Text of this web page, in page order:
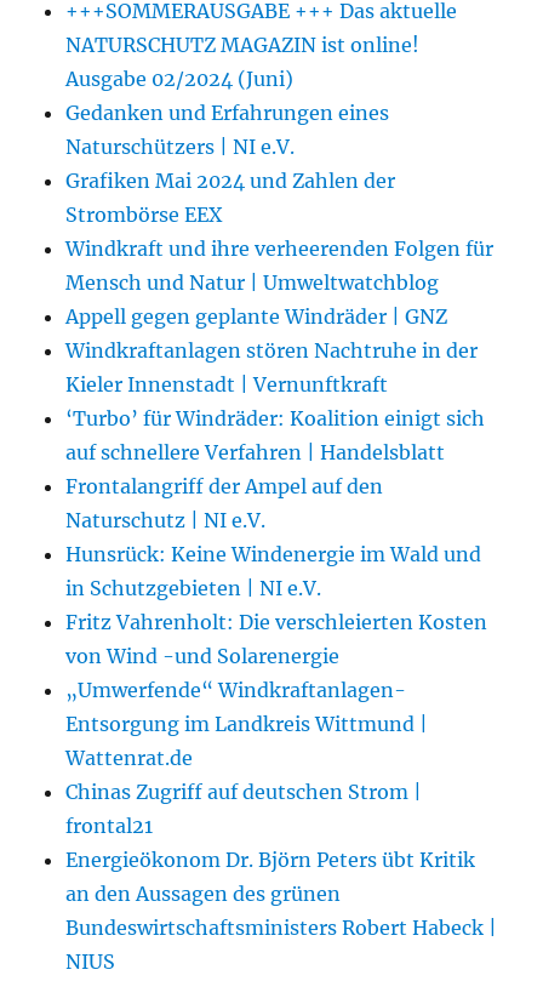
+++SOMMERAUSGABE +++ Das aktuelle
NATURSCHUTZ MAGAZIN ist online!
Ausgabe 02/2024 (Juni)
Gedanken und Erfahrungen eines
Naturschützers | NI e.V.
Grafiken Mai 2024 und Zahlen der
Strombörse EEX
Windkraft und ihre verheerenden Folgen für
Mensch und Natur | Umweltwatchblog
Appell gegen geplante Windräder | GNZ
Windkraftanlagen stören Nachtruhe in der
Kieler Innenstadt | Vernunftkraft
‘Turbo’ für Windräder: Koalition einigt sich
auf schnellere Verfahren | Handelsblatt
Frontalangriff der Ampel auf den
Naturschutz | NI e.V.
Hunsrück: Keine Windenergie im Wald und
in Schutzgebieten | NI e.V.
Fritz Vahrenholt: Die verschleierten Kosten
von Wind -und Solarenergie
„Umwerfende“ Windkraftanlagen-
Entsorgung im Landkreis Wittmund |
Wattenrat.de
Chinas Zugriff auf deutschen Strom |
frontal21
Energieökonom Dr. Björn Peters übt Kritik
an den Aussagen des grünen
Bundeswirtschaftsministers Robert Habeck |
NIUS